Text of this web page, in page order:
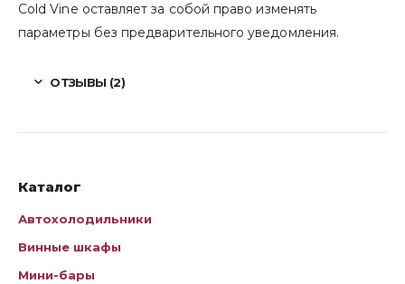
Cold Vine оставляет за собой право изменять
параметры без предварительного уведомления.
ОТЗЫВЫ (2)
Каталог
Автохолодильники
Винные шкафы
Мини-бары